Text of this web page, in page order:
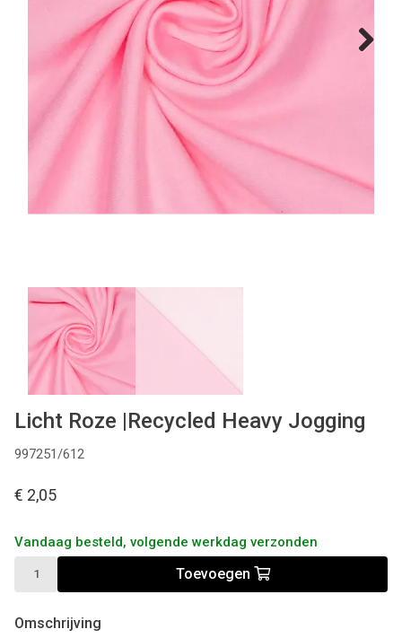
Tips & tricks
Cadeaubon
Solden
Licht Roze |Recycled Heavy Jogging
997251/612
€ 2,05
Vandaag besteld, volgende werkdag verzonden
Toevoegen
Omschrijving